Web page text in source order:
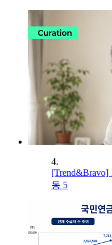
4.
동 5